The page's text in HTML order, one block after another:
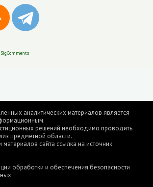
аналитических материалов является
решений необходимо проводить
предметной области.
сайта ссылка на источник
обработки и обеспечения безопасности